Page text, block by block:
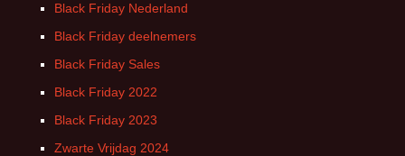
Black Friday Nederland
Black Friday deelnemers
Black Friday Sales
Black Friday 2022
Black Friday 2023
Zwarte Vrijdag 2024